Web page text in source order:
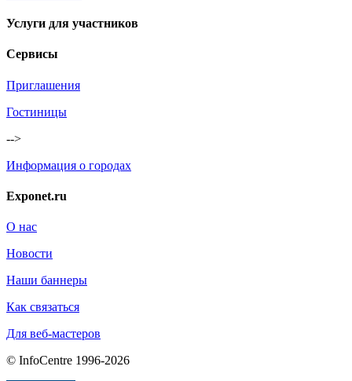
Услуги для участников
Сервисы
Приглашения
Гостиницы
-->
Информация о городах
Exponet.ru
О нас
Новости
Наши баннеры
Как связаться
Для веб-мастеров
© InfoCentre 1996-2026